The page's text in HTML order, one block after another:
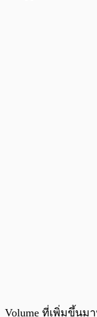
Volume ที่เพิ่มขึ้นม